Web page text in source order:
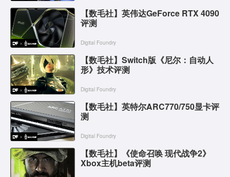
【数毛社】英伟达GeForce RTX 4090
评测
Digital Foundry
【数毛社】Switch版《尼尔：自动人
形》技术评测
Digital Foundry
【数毛社】英特尔ARC770/750显卡评
测
Digital Foundry
【数毛社】《使命召唤 现代战争2》
Xbox主机beta评测